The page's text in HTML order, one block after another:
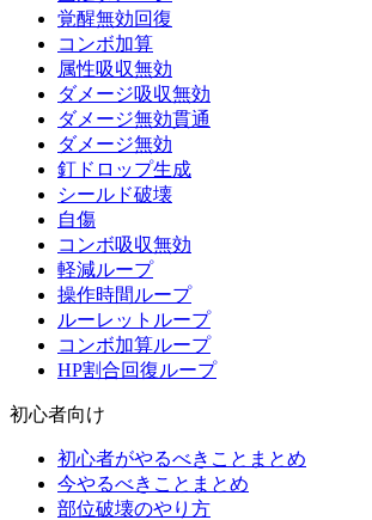
覚醒無効回復
コンボ加算
属性吸収無効
ダメージ吸収無効
ダメージ無効貫通
ダメージ無効
釘ドロップ生成
シールド破壊
自傷
コンボ吸収無効
軽減ループ
操作時間ループ
ルーレットループ
コンボ加算ループ
HP割合回復ループ
初心者向け
初心者がやるべきことまとめ
今やるべきことまとめ
部位破壊のやり方